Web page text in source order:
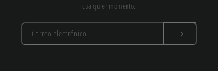
cualquier momento.
Correo electrónico